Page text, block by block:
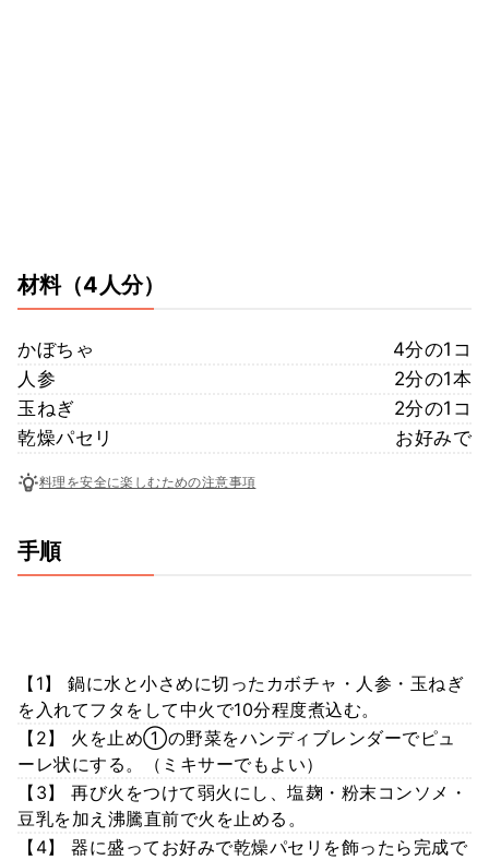
材料（4人分）
かぼちゃ
4分の1コ
人参
2分の1本
玉ねぎ
2分の1コ
乾燥パセリ
お好みで
料理を安全に楽しむための注意事項
手順
【1】 鍋に水と小さめに切ったカボチャ・人参・玉ねぎ
を入れてフタをして中火で10分程度煮込む。
【2】 火を止め①の野菜をハンディブレンダーでピュ
ーレ状にする。（ミキサーでもよい）
【3】 再び火をつけて弱火にし、塩麹・粉末コンソメ・
豆乳を加え沸騰直前で火を止める。
【4】 器に盛ってお好みで乾燥パセリを飾ったら完成で